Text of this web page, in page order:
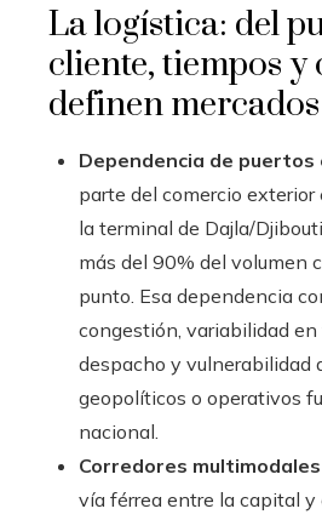
La logística: del
cliente, tiempos y
definen mercados
Dependencia de
parte del comercio
la terminal de Dajla/
más del 90% del volumen
punto. Esa dependencia
congestión, variabilidad
despacho y vulnerabilidad
geopolíticos o operativos
nacional.
Corredores
vía férrea entre la capital y